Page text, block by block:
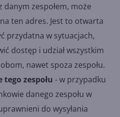
danym zespołem, może
ten adres. Jest to otwarta
przydatna w sytuacjach,
dostęp i udział wszystkim
nawet spoza zespołu.
tego zespołu - w przypadku
danego zespołu w
do wysyłania